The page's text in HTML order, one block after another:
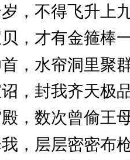
岁，不得飞
贝，才有金
首，水帘洞
诏，封我齐
殿，数次曾
我，层层密